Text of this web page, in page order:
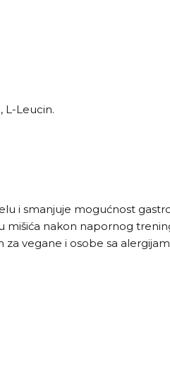
L-Leucin.
i smanjuje mogućnost
mišića nakon napornog
vegane i osobe sa